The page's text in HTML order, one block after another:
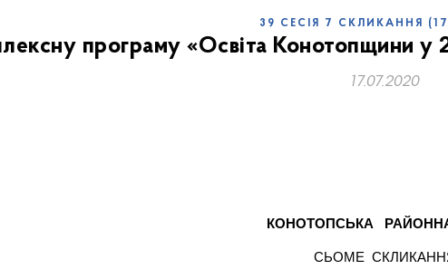
39 СЕСІЯ 7 СКЛИКАННЯ
програму «Освіта Конотопщини у
17.07.2020
КОНОТОПСЬКА
СЬОМЕ